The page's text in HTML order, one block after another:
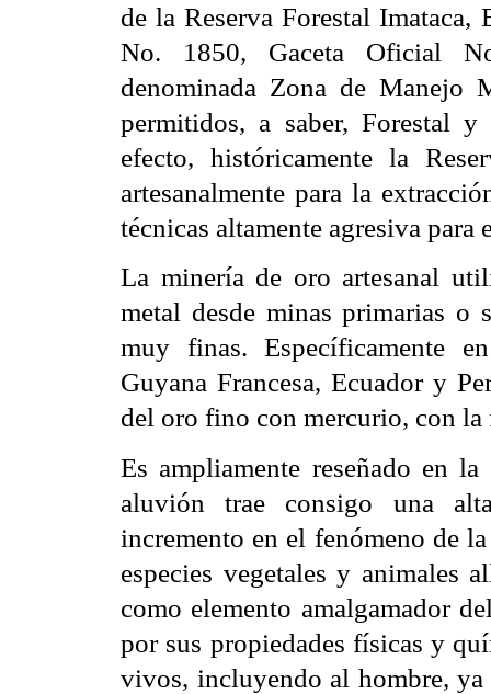
de la Reserva Forestal
No. 1850, Gaceta Oficial
denominada Zona de
permitidos, a saber, Forestal
efecto, históricamente la
artesanalmente para la
técnicas altamente agresiva para
La minería de oro artesanal
metal desde minas primarias o
muy finas. Específicamente
Guyana Francesa, Ecuador y
del oro fino con mercurio, con
Es ampliamente reseñado en
aluvión trae consigo una
incremento en el fenómeno de
especies vegetales y animales
como elemento amalgamador
por sus propiedades físicas y
vivos, incluyendo al hombre, ya